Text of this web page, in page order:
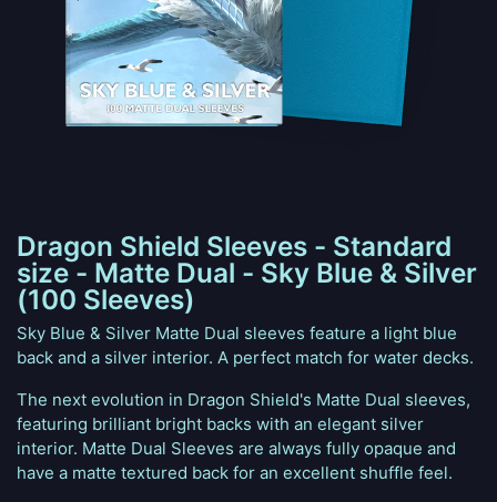
Dragon Shield Sleeves - Standard
size - Matte Dual - Sky Blue & Silver
(100 Sleeves)
Sky Blue & Silver Matte Dual sleeves feature a light blue
back and a silver interior. A perfect match for water decks.
The next evolution in Dragon Shield's Matte Dual sleeves,
featuring brilliant bright backs with an elegant silver
interior. Matte Dual Sleeves are always fully opaque and
have a matte textured back for an excellent shuffle feel.